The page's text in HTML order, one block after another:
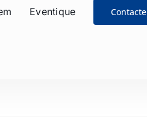
Eventique Contacte